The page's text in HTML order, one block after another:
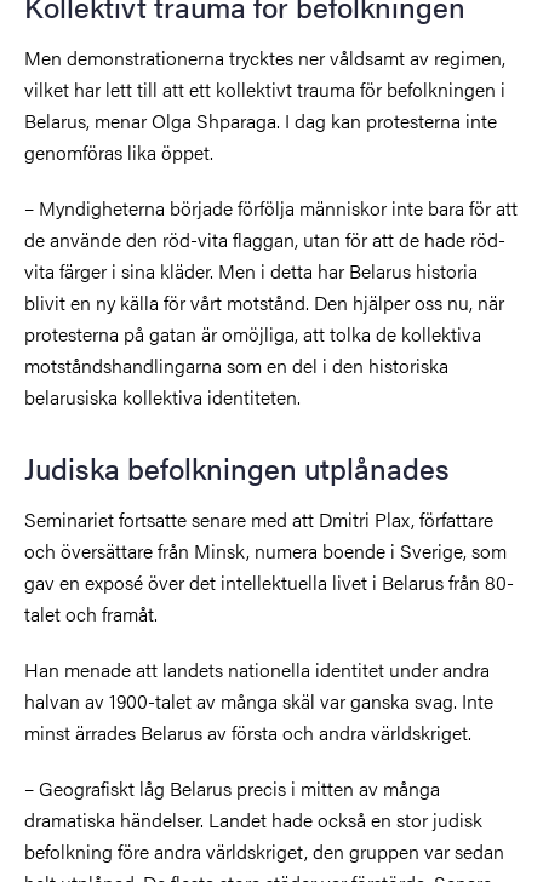
Men demonstrationerna trycktes ner våldsamt av regimen,
vilket har lett till att ett kollektivt trauma för befolkningen i
Belarus, menar Olga Shparaga. I dag kan protesterna inte
genomföras lika öppet.
– Myndigheterna började förfölja människor inte bara för att
de använde den röd-vita flaggan, utan för att de hade röd-
vita färger i sina kläder. Men i detta har Belarus historia
blivit en ny källa för vårt motstånd. Den hjälper oss nu, när
protesterna på gatan är omöjliga, att tolka de kollektiva
motståndshandlingarna som en del i den historiska
belarusiska kollektiva identiteten.
Judiska befolkningen utplånades
Seminariet fortsatte senare med att Dmitri Plax, författare
och översättare från Minsk, numera boende i Sverige, som
gav en exposé över det intellektuella livet i Belarus från 80-
talet och framåt.
Han menade att landets nationella identitet under andra
halvan av 1900-talet av många skäl var ganska svag. Inte
minst ärrades Belarus av första och andra världskriget.
– Geografiskt låg Belarus precis i mitten av många
dramatiska händelser. Landet hade också en stor judisk
befolkning före andra världskriget, den gruppen var sedan